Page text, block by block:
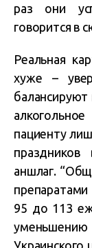
раз они
говорится в
Реальная
хуже –
балансируют
пациенту
праздников
аншлаг.
95 до 113
уменьшению
Украинского